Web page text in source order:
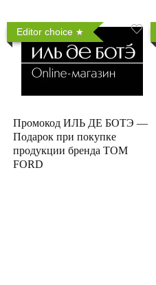
Editor choice
Промокод ИЛЬ ДЕ БОТЭ —
Подарок при покупке
продукции бренда TOM
FORD